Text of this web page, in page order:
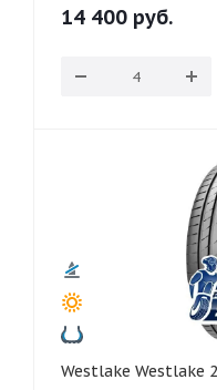
14 400 руб.
Westlake